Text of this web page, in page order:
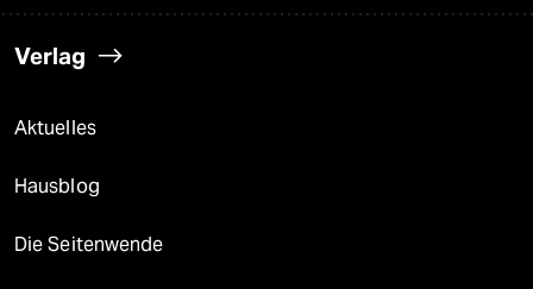
Verlag
Aktuelles
Hausblog
Die Seitenwende